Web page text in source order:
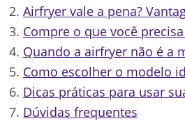
Airfryer vale a pena?
Compre o que você
Quando a airfryer não é a
Como escolher o modelo
Dicas práticas para usar
Dúvidas frequentes